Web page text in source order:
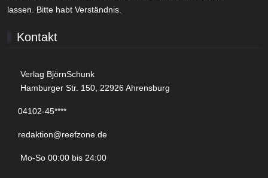
lassen. Bitte habt Verständnis.
Kontakt
Verlag BjörnSchunk
Hamburger Str. 150, 22926 Ahrensburg
04102-45****
redaktion@reefzone.de
Mo-So 00:00 bis 24:00